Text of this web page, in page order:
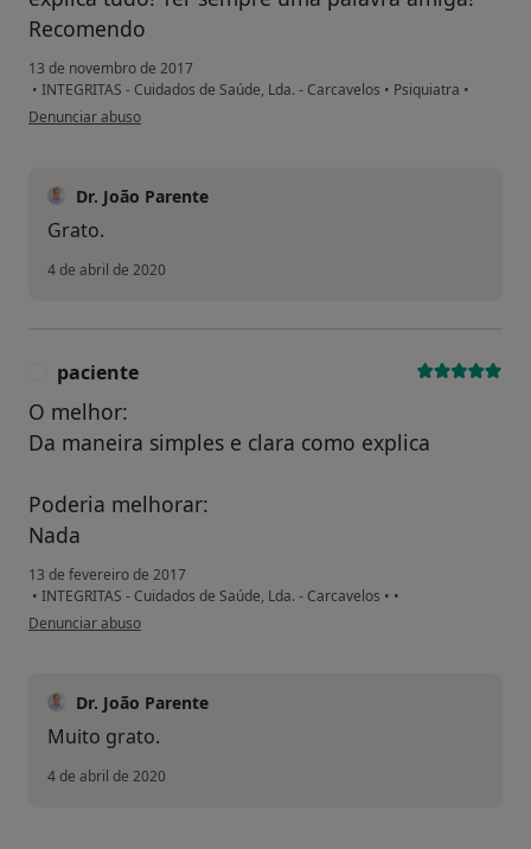
Recomendo
13 de novembro de 2017
• INTEGRITAS - Cuidados de Saúde, Lda. - Carcavelos • Psiquiatra •
na opinião do utilizador Conta eliminada
Denunciar abuso
Dr. João Parente
Grato.
4 de abril de 2020
paciente
O melhor:
Da maneira simples e clara como explica
Poderia melhorar:
Nada
13 de fevereiro de 2017
• INTEGRITAS - Cuidados de Saúde, Lda. - Carcavelos • •
na opinião do utilizador paciente
Denunciar abuso
Dr. João Parente
Muito grato.
4 de abril de 2020